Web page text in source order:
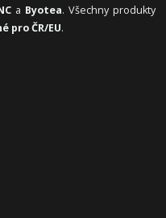
a Byotea. Všechny produkty
pro ČR/EU.